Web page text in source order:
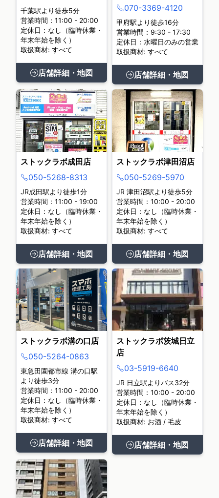
千葉駅より徒歩5分
営業時間：11:00 - 20:00
定休日：なし（臨時休業・
年末年始を除く）
取扱商材: すべて
店舗詳細・地図
070-3369-4120
甲府駅より徒歩16分
営業時間：9:30 - 17:30
定休日：水曜日のみの営業
取扱商材: すべて
店舗詳細・地図
ストックラボ成田店
050-5268-8313
JR成田駅より徒歩1分
営業時間：11:00 - 19:00
定休日：なし（臨時休業・
年末年始を除く）
取扱商材: すべて
店舗詳細・地図
ストックラボ津田沼店
050-5269-5970
JR 津田沼駅より徒歩5分
営業時間：10:00 - 20:00
定休日：なし（臨時休業・
年末年始を除く）
取扱商材: すべて
店舗詳細・地図
ストックラボ溝の口店
050-5264-0863
東急田園都市線 溝の口駅
より徒歩3分
営業時間：11:00 - 20:00
定休日：なし（臨時休業・
年末年始を除く）
取扱商材: すべて
店舗詳細・地図
ストックラボ茨城日立
店
03-5919-6640
JR 日立駅よりバス32分
営業時間：10:00 - 20:00
定休日：なし（臨時休業・
年末年始を除く）
取扱商材: お酒 / 毛皮
店舗詳細・地図